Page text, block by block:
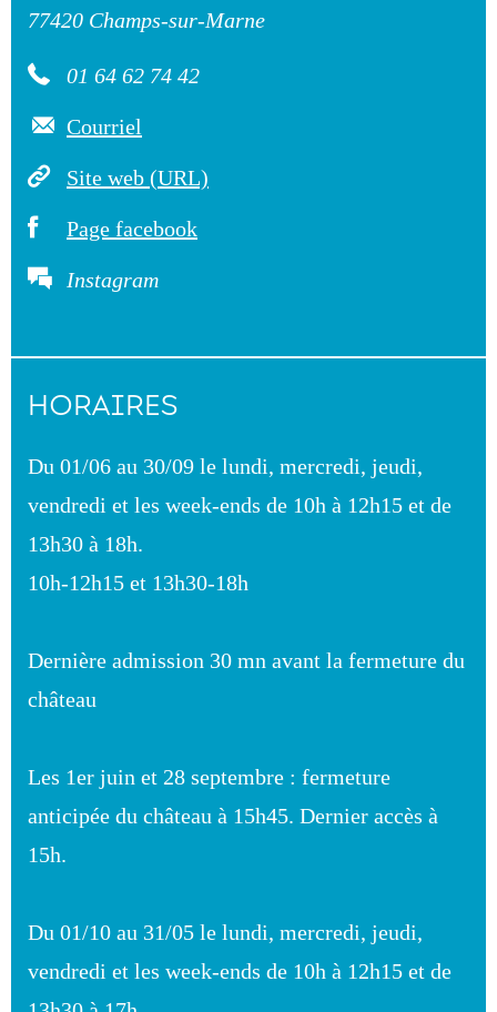
77420 Champs-sur-Marne
01 64 62 74 42
Courriel
Site web (URL)
Page facebook
Instagram
HORAIRES
Du 01/06 au 30/09 le lundi, mercredi, jeudi,
vendredi et les week-ends de 10h à 12h15 et de
13h30 à 18h.
10h-12h15 et 13h30-18h
Dernière admission 30 mn avant la fermeture du
château
Les 1er juin et 28 septembre : fermeture
anticipée du château à 15h45. Dernier accès à
15h.
Du 01/10 au 31/05 le lundi, mercredi, jeudi,
vendredi et les week-ends de 10h à 12h15 et de